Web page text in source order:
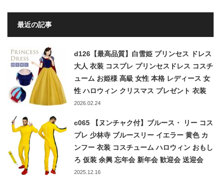
最近の記事
d126【最高品質】白雪姫 プリンセス ドレス
大人 衣装 コスプレ プリンセスドレス コスチ
ューム お姫様 高級 女性 本格 レディース 女
性 ハロウィン クリスマス プレゼント 衣装
コス 仮装 成人
2026.02.24
c065 【ヌンチャク付】ブルース・ リー コス
プレ 少林寺 ブルースリー イエラー 黄色 カ
ンフー 衣装 コスチューム ハロウィン おもし
ろ 仮装 余興 忘年会 新年会 歓迎会 送迎会
2025.12.16